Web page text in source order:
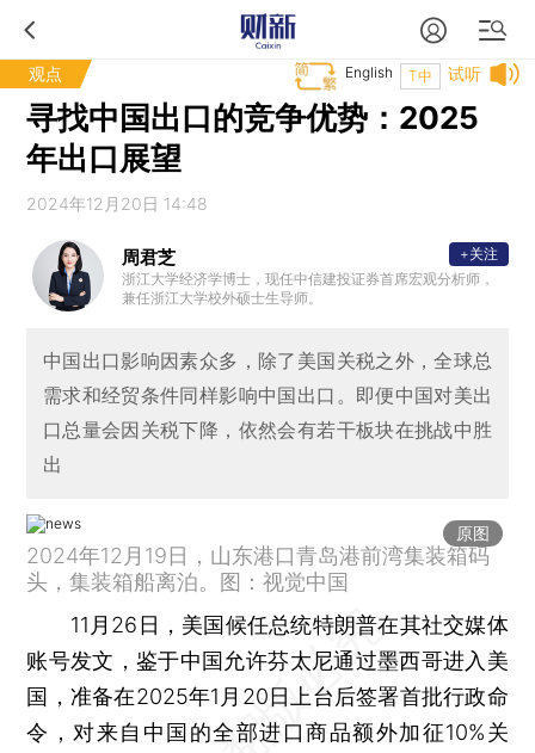
观点 试听
T中
English
寻找中国出口的竞争优势：2025
年出口展望
2024年12月20日 14:48
周君芝
浙江大学经济学博士，现任中信建投证券首席宏观分析师，
兼任浙江大学校外硕士生导师。
+关注
中国出口影响因素众多，除了美国关税之外，全球总
需求和经贸条件同样影响中国出口。即便中国对美出
口总量会因关税下降，依然会有若干板块在挑战中胜
出
原图
2024年12月19日，山东港口青岛港前湾集装箱码
头，集装箱船离泊。图：视觉中国
11月26日，美国候任总统特朗普在其社交媒体
账号发文，鉴于中国允许芬太尼通过墨西哥进入美
国，准备在2025年1月20日上台后签署首批行政命
令，对来自中国的全部进口商品额外加征10%关